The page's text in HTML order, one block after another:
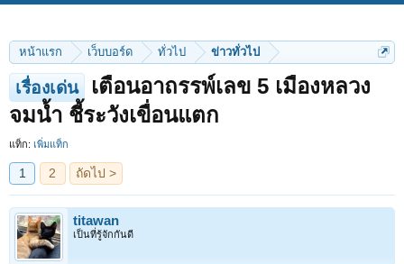
หน้าแรก เว็บบอร์ด ทั่วไป ข่าวทั่วไป
เรื่องเด่น
เตือนอาถรรพ์เลข 5 เมืองหลวง
จมน้ำ ชี้ระวังเขื่อนแตก
แท็ก: เพิ่มแท็ก
1 2 ถัดไป >
titawan
เป็นที่รู้จักกันดี